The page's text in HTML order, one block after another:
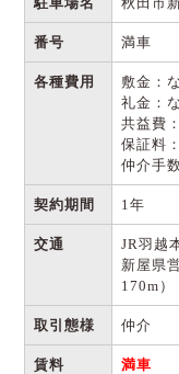
番号 満車
各種費用
敷金：
礼金：
共益費
保証料：
仲介手
契約期間 1年
交通
JR羽越
新屋県
170m）
取引態様 仲介
賃料 満車